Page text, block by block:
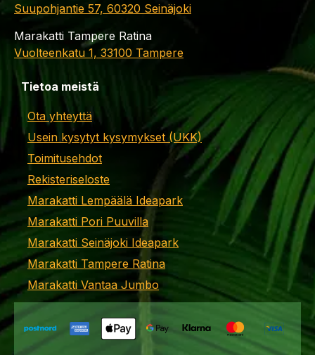
Suupohjantie 57, 60320 Seinäjoki
Marakatti Tampere Ratina
Vuolteenkatu 1, 33100 Tampere
Tietoa meistä
Ota yhteyttä
Usein kysytyt kysymykset (UKK)
Toimitusehdot
Rekisteriseloste
Marakatti Lempäälä Ideapark
Marakatti Pori Puuvilla
Marakatti Seinäjoki Ideapark
Marakatti Tampere Ratina
Marakatti Vantaa Jumbo